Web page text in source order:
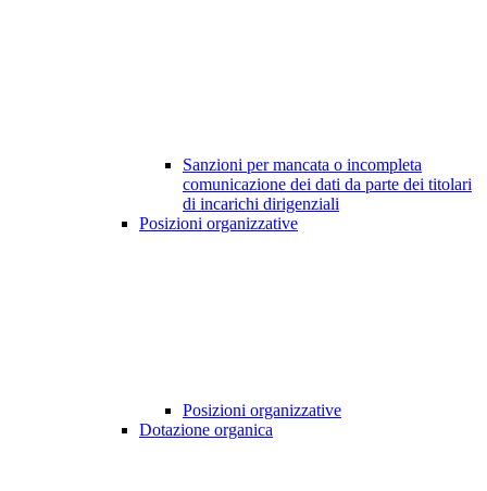
Sanzioni per mancata o incompleta
comunicazione dei dati da parte dei titolari
di incarichi dirigenziali
Posizioni organizzative
Posizioni organizzative
Dotazione organica